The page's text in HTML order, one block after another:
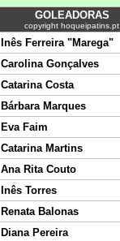
GOLEADORAS
copyright hoqueipatins.pt
Inês Ferreira "Marega"
Carolina Gonçalves
Catarina Costa
Bárbara Marques
Eva Faim
Catarina Martins
Ana Rita Couto
Inês Torres
Renata Balonas
Diana Pereira